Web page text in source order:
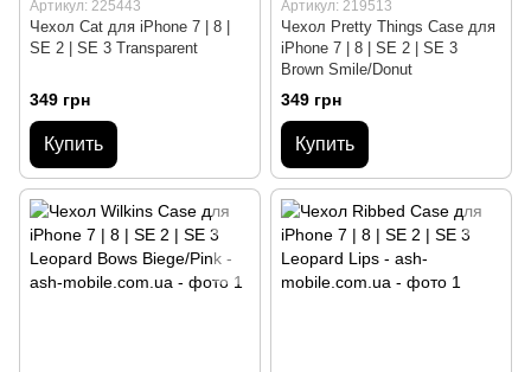
Артикул: 225443
Чехол Cat для iPhone 7 | 8 |
SE 2 | SE 3 Transparent
349 грн
Купить
Артикул: 219513
Чехол Pretty Things Case для
iPhone 7 | 8 | SE 2 | SE 3
Brown Smile/Donut
349 грн
Купить